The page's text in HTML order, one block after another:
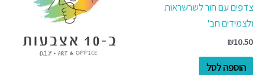
צדפים עם חור לשרשראות
ולצמידים חב'
₪10.50
הוספה לסל